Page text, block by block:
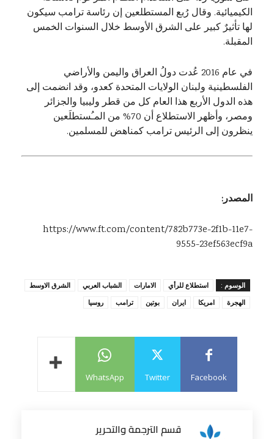
الكيميائية. وقال رُبع المستطلعين إن رئاسة ترامب سيكون
لها تأثيرٌ كبير على الشرق الأوسط خلال السنوات الخمس
المقبلة.
في عام 2016 عُدت دولُ العراق واليمن والأراضي
الفلسطينية ولبنان الولايات المتحدة كعدو، وقد انضمت إلى
هذه الدول الأربع هذا العام كل من قطر وليبيا والجزائر
ومصر، وأظهر الاستطلاع أن 70% من المـُستطلَعين
ينظرون إلى الرئيس ترامب كمناهض للمسلمين.
المصدر:
https://www.ft.com/content/782b773e-2f1b-11e7-
9555-23ef563ecf9a
الوسوم : استطلاع للرأي الامارات الشباب العربي
الشرق الاوسط
الهجرة
امريكا ايران بوتين ترامب روسيا
Facebook
Twitter
WhatsApp
قسم الترجمة والتحرير